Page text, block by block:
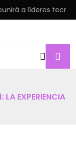
líderes
EXPERIENCIA